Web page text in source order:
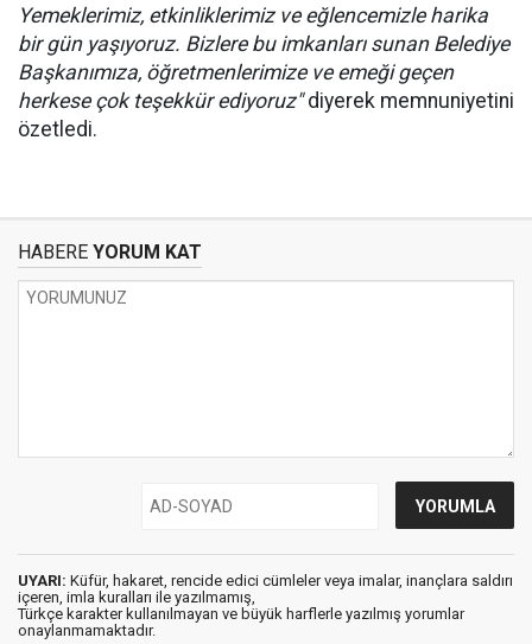
Yemeklerimiz, etkinliklerimiz ve eğlencemizle harika
bir gün yaşıyoruz. Bizlere bu imkanları sunan Belediye
Başkanımıza, öğretmenlerimize ve emeği geçen
herkese çok teşekkür ediyoruz"diyerek memnuniyetini
özetledi.
HABERE YORUM KAT
UYARI: Küfür, hakaret, rencide edici cümleler veya imalar, inançlara saldırı
içeren, imla kuralları ile yazılmamış,
Türkçe karakter kullanılmayan ve büyük harflerle yazılmış yorumlar
onaylanmamaktadır.